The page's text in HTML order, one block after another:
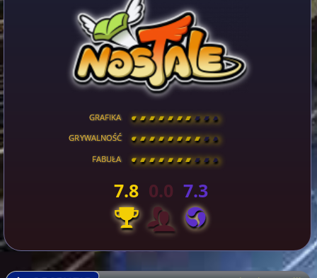
GRAFIKA [ \ \ \ \ \ \ \ \ ]
GRYWALNOŚĆ [ \ \ \ \ \ \ \ \ ]
FABUŁA [ \ \ \ \ \ \ \ \ ]
7.8 0.0 7.3